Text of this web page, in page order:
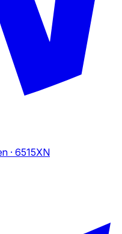
· 6515XN